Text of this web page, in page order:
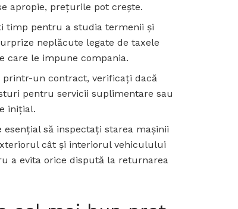
apropie, prețurile pot crește.
timp pentru a studia termenii și
neplăcute legate de taxele
care le impune compania.
printr-un contract, verificați dacă
pentru servicii suplimentare sau
inițial.
să inspectați starea mașinii
cât și interiorul vehiculului
a evita orice dispută la returnarea